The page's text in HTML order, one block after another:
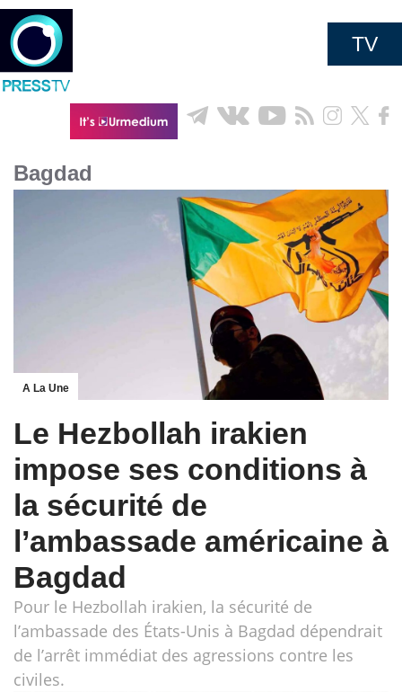
TV
Bagdad
A La Une
Le Hezbollah irakien
impose ses conditions à
la sécurité de
l’ambassade américaine à
Bagdad
Pour le Hezbollah irakien, la sécurité de
l’ambassade des États-Unis à Bagdad dépendrait
de l’arrêt immédiat des agressions contre les
civiles.